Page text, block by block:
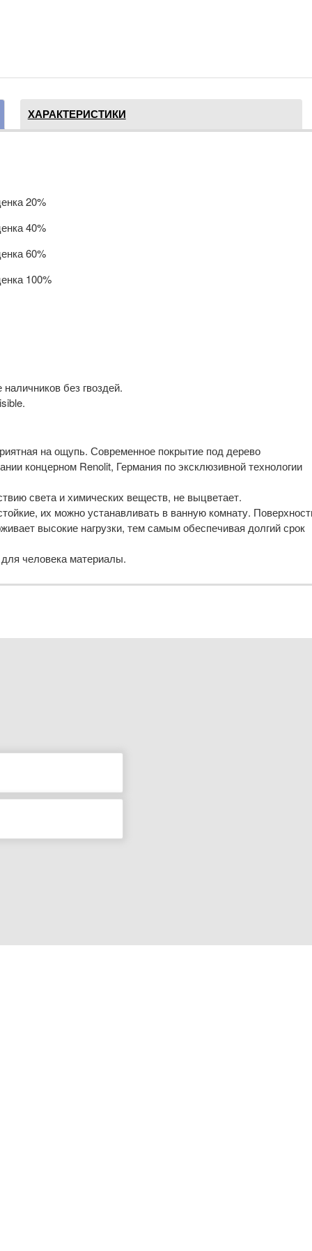
ХАРАКТЕРИСТИКИ
20%
40%
60%
100%
без гвоздей.
на ощупь. Современное покрытие под дерево
концерном Renolit, Германия по эксклюзивной технологии
света и химических веществ, не выцветает.
их можно устанавливать в ванную комнату.
высокие нагрузки, тем самым обеспечивая долгий срок
человека материалы.